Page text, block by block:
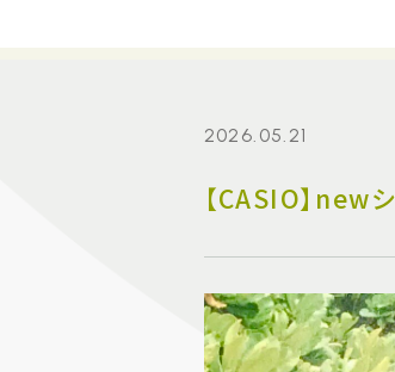
2026.05.21
【CASIO】